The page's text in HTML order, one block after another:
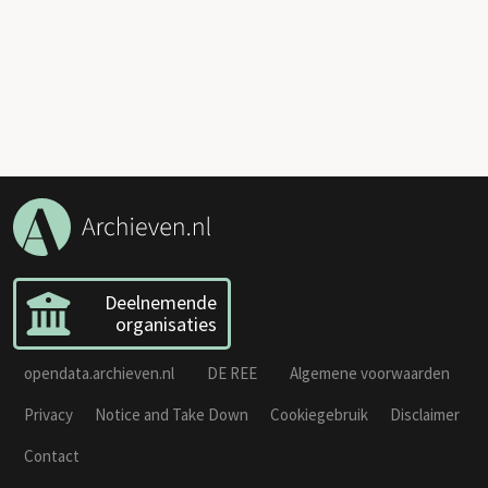
Deelnemende
organisaties
opendata.archieven.nl DE REE
Algemene voorwaarden
Privacy
Notice and Take Down Cookiegebruik
Disclaimer
Contact